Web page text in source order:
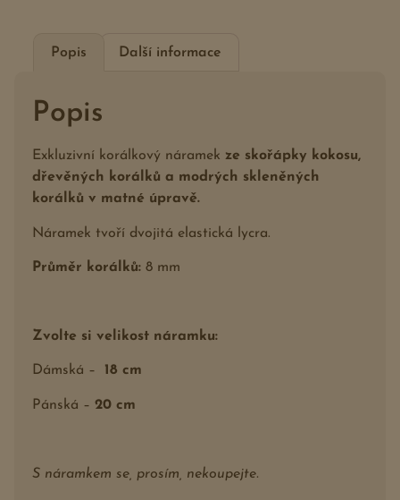
Popis Další informace
Popis
Exkluzivní korálkový náramek ze skořápky kokosu,
dřevěných korálků a modrých skleněných
korálků v matné úpravě.
Náramek tvoří dvojitá elastická lycra.
Průměr korálků: 8 mm
Zvolte si velikost náramku:
Dámská – 18 cm
Pánská – 20 cm
S náramkem se, prosím, nekoupejte.